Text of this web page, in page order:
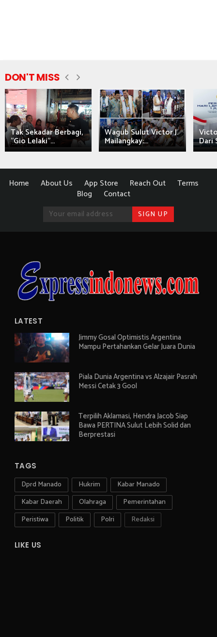
DON'T MISS
Tak Sekadar Berbagi,
"Gio Lelaki"...
Wagub Sulut Victor J.
Mailangkay:... Dari
Home About Us App Store Reach Out
Terms
Blog
Contact
LATEST
Jimmy Gosal Optimistis Argentina
Mampu Pertahankan Gelar Juara Dunia
Piala Dunia Argentina vs Alzajair Pasrah
Messi Cetak 3 Gool
Terpilih Aklamasi, Hendra Jacob Siap
Bawa PERTINA Sulut Lebih Solid dan
Berprestasi
TAGS
Dprd Manado Hukrim
Kabar Manado
Kabar Daerah
Olahraga
Pemerintahan
Peristiwa
Politik Polri Redaksi
LIKE US